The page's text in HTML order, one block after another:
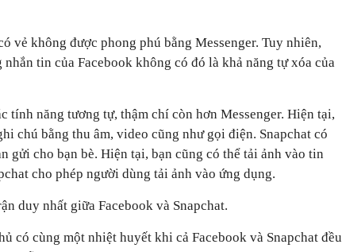
vẻ không được phong phú bằng Messenger. Tuy nhiên,
nhắn tin của Facebook không có đó là khả năng tự xóa của
tính năng tương tự, thậm chí còn hơn Messenger. Hiện tại,
chú bằng thu âm, video cũng như gọi điện. Snapchat có
gửi cho bạn bè. Hiện tại, bạn cũng có thể tải ảnh vào tin
cho phép người dùng tải ảnh vào ứng dụng.
duy nhất giữa Facebook và Snapchat.
có cùng một nhiệt huyết khi cả Facebook và Snapchat đều